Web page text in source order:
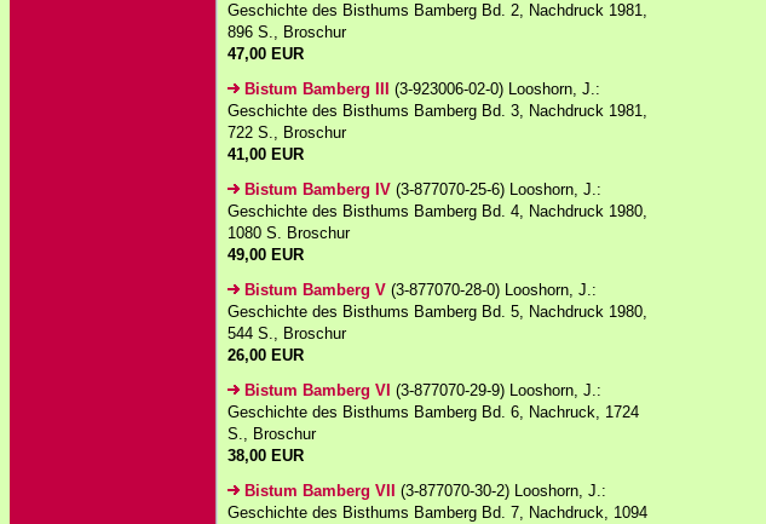
Geschichte des Bisthums Bamberg Bd. 2, Nachdruck 1981,
896 S., Broschur
47,00 EUR
Bistum Bamberg III
(3-923006-02-0) Looshorn, J.:
Geschichte des Bisthums Bamberg Bd. 3, Nachdruck 1981,
722 S., Broschur
41,00 EUR
Bistum Bamberg IV (3-877070-25-6) Looshorn, J.:
Geschichte des Bisthums Bamberg Bd. 4, Nachdruck 1980,
1080 S. Broschur
49,00 EUR
Bistum Bamberg V (3-877070-28-0) Looshorn, J.:
Geschichte des Bisthums Bamberg Bd. 5, Nachdruck 1980,
544 S., Broschur
26,00 EUR
Bistum Bamberg VI (3-877070-29-9) Looshorn, J.:
Geschichte des Bisthums Bamberg Bd. 6, Nachruck, 1724
S., Broschur
38,00 EUR
Bistum Bamberg VII
(3-877070-30-2) Looshorn, J.:
Geschichte des Bisthums Bamberg Bd. 7, Nachdruck, 1094